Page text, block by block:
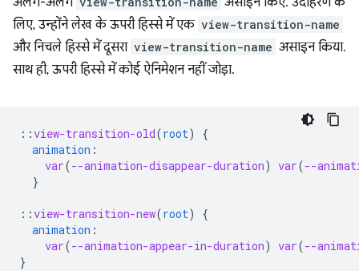
लिए, उन्होंने लेख के ऊपरी हिस्से में एक view-transition-name
और निचले हिस्से में दूसरा view-transition-name असाइन किया.
साथ ही, ऊपरी हिस्से में कोई ऐनिमेशन नहीं जोड़ा.
::view-transition-old(root)
{
animation :
var(--animation-disappear-duration) var(--
}
::view-transition-new(root)
{
animation :
var(--animation-appear-in-duration) var(--
}